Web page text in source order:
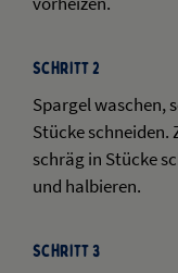
Schritt 2
Spargel waschen,
Stücke schneiden.
schräg in Stücke
und halbieren.
Schritt 3